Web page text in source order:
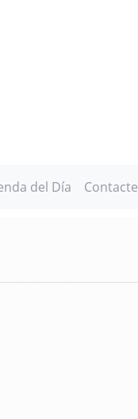
del Día Contacte